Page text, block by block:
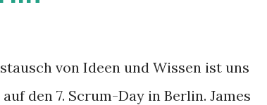
von Ideen und Wissen ist uns
den 7. Scrum-Day in Berlin. James